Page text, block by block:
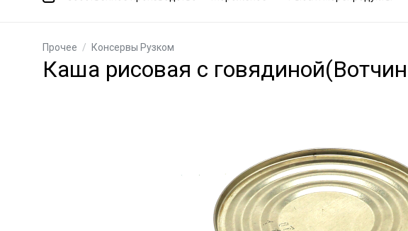
Прочее / Консервы Рузком
Каша рисовая с